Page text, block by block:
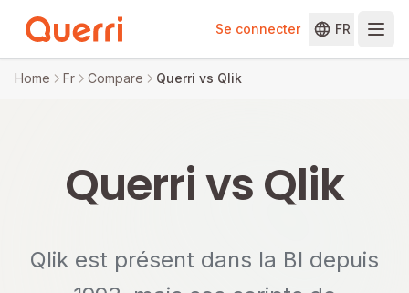
Skip to content
Se connecter FR
Home Fr Compare Querri vs Qlik
Querri vs Qlik
Qlik est présent dans la BI depuis